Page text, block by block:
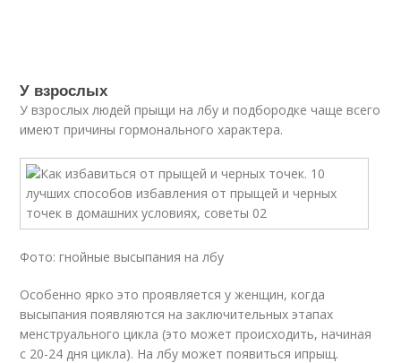
У взрослых
У взрослых людей прыщи на лбу и подбородке чаще всего
имеют причины гормонального характера.
Фото: гнойные высыпания на лбу
Особенно ярко это проявляется у женщин, когда
высыпания появляются на заключительных этапах
менструального цикла (это может происходить, начиная
с 20-24 дня цикла). На лбу может появиться ипрыщ.